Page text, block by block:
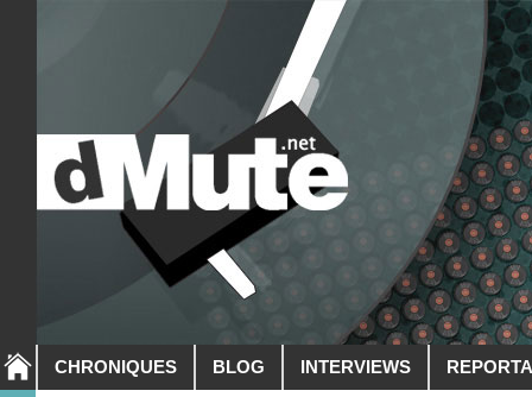
CHRONIQUES BLOG INTERVIEWS